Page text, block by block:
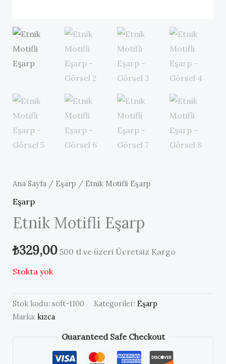
Ana Sayfa / Eşarp / Etnik Motifli Eşarp
Eşarp
Etnik Motifli Eşarp
₺329,00 500 tl ve üzeri Ücretsiz Kargo
Stokta yok
Stok kodu: soft-1100 Kategoriler: Eşarp
Marka: kızca
Guaranteed Safe Checkout